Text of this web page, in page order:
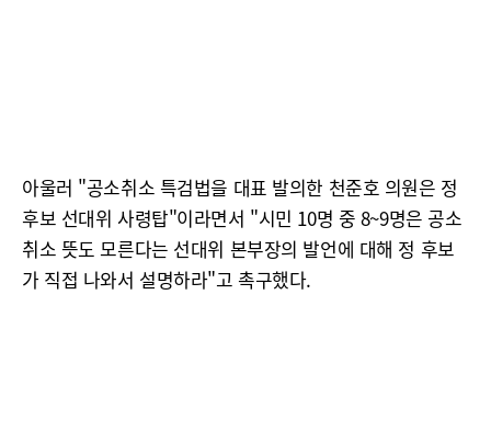
아울러 "공소취소 특검법을 대표 발의한 천준호 의원은 정
후보 선대위 사령탑"이라면서 "시민 10명 중 8~9명은 공소
취소 뜻도 모른다는 선대위 본부장의 발언에 대해 정 후보
가 직접 나와서 설명하라"고 촉구했다.